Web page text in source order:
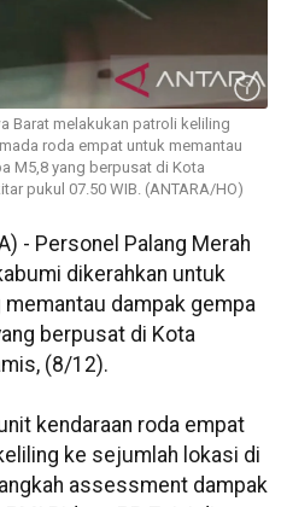
Barat melakukan patroli keliling
roda empat untuk memantau
M5,8 yang berpusat di Kota
pukul 07.50 WIB. (ANTARA/HO)
- Personel Palang Merah
dikerahkan untuk
dampak gempa
berpusat di Kota
(8/12).
kendaraan roda empat
ke sejumlah lokasi di
assessment dampak